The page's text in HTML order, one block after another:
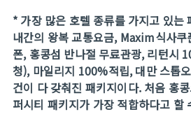
* 가장 많은 호텔 종류를 가지고 있는
내간의 왕복 교통요금, Maxim식사
폰, 홍콩섬 반나절 무료관광, 리턴시
청), 마일리지 100%적립, 대만 스톱
건이 다 갖춰진 패키지이다. 처음 홍
퍼시티 패키지가 가장 적합하다고 할